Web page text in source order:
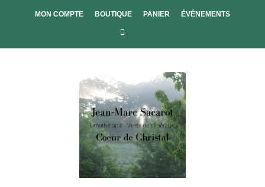
MON COMPTE BOUTIQUE PANIER ÉVÉNEMENTS